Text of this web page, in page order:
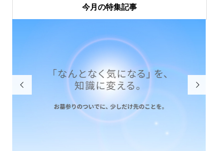
今月の特集記事
 